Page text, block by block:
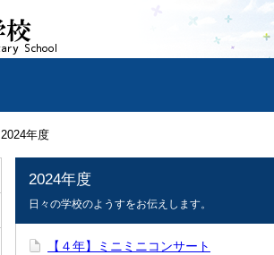
2024年度
2024年度
日々の学校のようすをお伝えします。
【４年】ミニミニコンサート